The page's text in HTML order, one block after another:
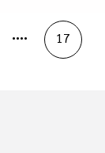
.... 17